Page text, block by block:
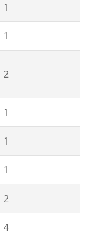
1
1
2
1
1
1
2
4